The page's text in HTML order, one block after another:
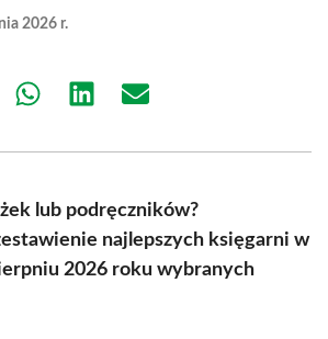
2026 r.
Share Share Share
lub podręczników?
najlepszych księgarni w
2026 roku wybranych